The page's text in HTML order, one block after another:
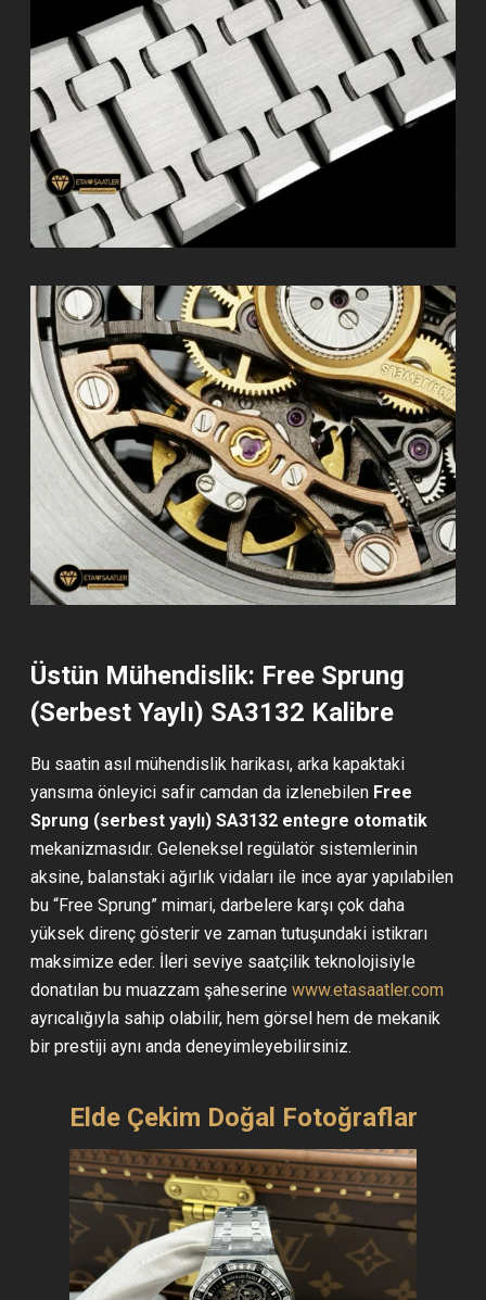
Üstün Mühendislik: Free Sprung
(Serbest Yaylı) SA3132 Kalibre
Bu saatin asıl mühendislik harikası, arka kapaktaki
yansıma önleyici safir camdan da izlenebilen Free
Sprung (serbest yaylı) SA3132 entegre otomatik
mekanizmasıdır. Geleneksel regülatör sistemlerinin
aksine, balanstaki ağırlık vidaları ile ince ayar yapılabilen
bu “Free Sprung” mimari, darbelere karşı çok daha
yüksek direnç gösterir ve zaman tutuşundaki istikrarı
maksimize eder. İleri seviye saatçilik teknolojisiyle
donatılan bu muazzam şaheserinewww.etasaatler.com
ayrıcalığıyla sahip olabilir, hem görsel hem de mekanik
bir prestiji aynı anda deneyimleyebilirsiniz.
Elde Çekim Doğal Fotoğraflar